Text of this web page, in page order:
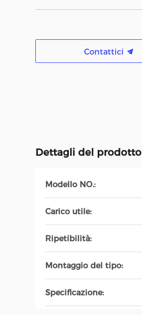
Contattici
Dettagli del prodotto
Modello NO.:
Carico utile:
Ripetibilità:
Montaggio del tipo:
Specificazione: